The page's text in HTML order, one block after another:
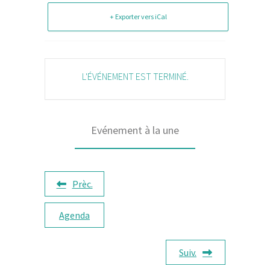
+ Exporter vers iCal
L'ÉVÉNEMENT EST TERMINÉ.
Evénement à la une
Prèc.
Agenda
Suiv.